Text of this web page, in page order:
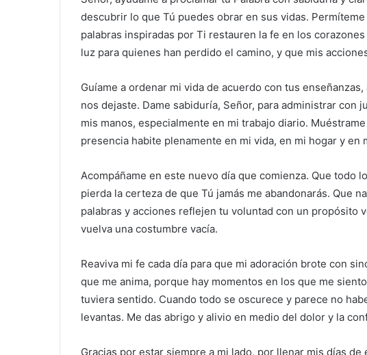
descubrir lo que Tú puedes obrar en sus vidas.
palabras inspiradas por Ti restauren la fe en los
luz para quienes han perdido el camino, y que mis
Guíame a ordenar mi vida de acuerdo con tus
nos dejaste. Dame sabiduría, Señor, para administrar con
mis manos, especialmente en mi trabajo diario.
presencia habite plenamente en mi vida, en mi hogar y en
Acompáñame en este nuevo día que comienza. Que todo
pierda la certeza de que Tú jamás me abandonarás. Que
palabras y acciones reflejen tu voluntad con un propósito
vuelva una costumbre vacía.
Reaviva mi fe cada día para que mi adoración brote con
que me anima, porque hay momentos en los que me
tuviera sentido. Cuando todo se oscurece y parece no
levantas. Me das abrigo y alivio en medio del dolor y la
Gracias por estar siempre a mi lado, por llenar mis días